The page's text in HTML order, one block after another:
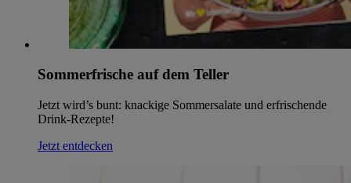
Sommerfrische auf dem Teller
Jetzt wird’s bunt: knackige Sommersalate und erfrischende
Drink-Rezepte!
Jetzt entdecken